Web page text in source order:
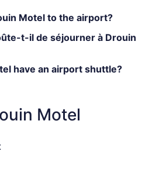
Motel to the airport?
t-il de séjourner à Drouin
have an airport shuttle?
Motel